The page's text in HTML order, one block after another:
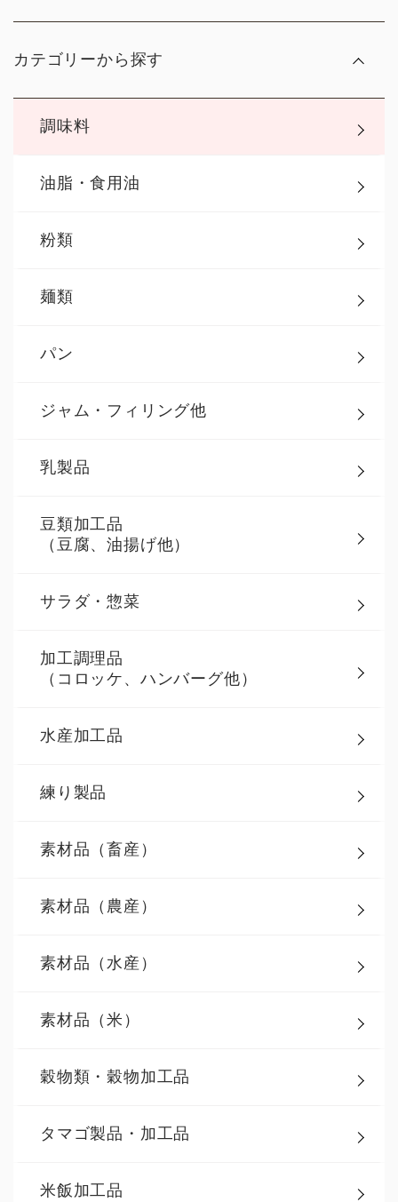
カテゴリーから探す
調味料
油脂・食用油
粉類
麺類
パン
ジャム・フィリング他
乳製品
豆類加工品
（豆腐、油揚げ他）
サラダ・惣菜
加工調理品
（コロッケ、ハンバーグ他）
水産加工品
練り製品
素材品（畜産）
素材品（農産）
素材品（水産）
素材品（米）
穀物類・穀物加工品
タマゴ製品・加工品
米飯加工品